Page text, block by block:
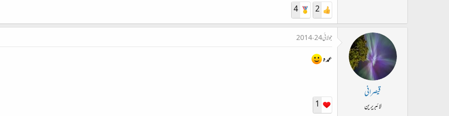
2
4
قیصرانی
لائبریرین
جولائی 24، 2014
عمدہ
1